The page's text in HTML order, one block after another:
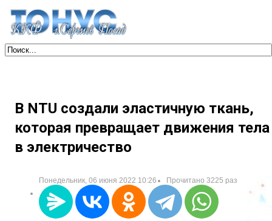
В NTU создали эластичную ткань,
которая превращает движения тела
в электричество
Понедельник, 06 июня 2022 10:26 Прочитано 3225 раз